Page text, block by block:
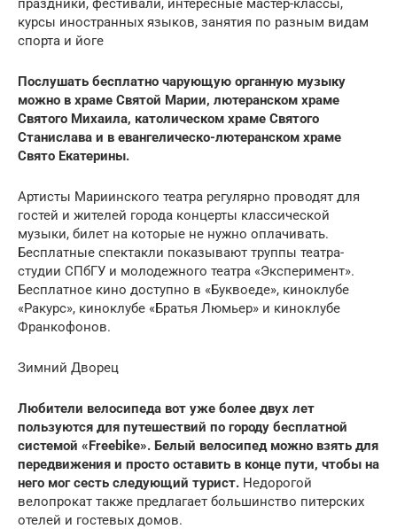
курсы иностранных языков, занятия по разным видам
спорта и йоге
Послушать бесплатно чарующую органную музыку
можно в храме Святой Марии, лютеранском храме
Святого Михаила, католическом храме Святого
Станислава и в евангелическо-лютеранском храме
Свято Екатерины.
Артисты Мариинского театра регулярно проводят для
гостей и жителей города концерты классической
музыки, билет на которые не нужно оплачивать.
Бесплатные спектакли показывают труппы театра-
студии СПбГУ и молодежного театра «Эксперимент».
Бесплатное кино доступно в «Буквоеде», киноклубе
«Ракурс», киноклубе «Братья Люмьер» и киноклубе
Франкофонов.
Зимний Дворец
Любители велосипеда вот уже более двух лет
пользуются для путешествий по городу бесплатной
системой «Freebike». Белый велосипед можно взять для
передвижения и просто оставить в конце пути, чтобы на
него мог сесть следующий турист. Недорогой
велопрокат также предлагает большинство питерских
отелей и гостевых домов.